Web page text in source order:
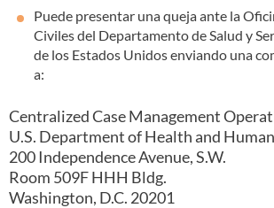
Puede presentar una queja ante la
Civiles del Departamento de Salud y
de los Estados Unidos enviando una
a:
Centralized Case Management
U.S. Department of Health and
200 Independence Avenue, S.W.
Room 509F HHH Bldg.
Washington, D.C. 20201